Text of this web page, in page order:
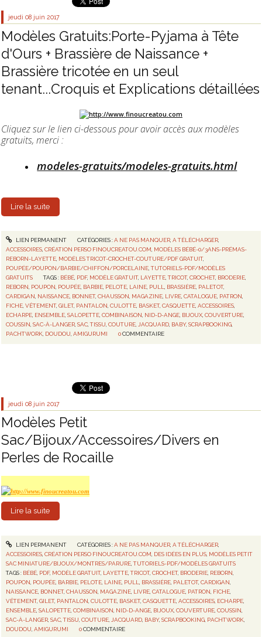
jeudi 08 juin 2017
Modèles Gratuits:Porte-Pyjama à Tête
d'Ours + Brassière de Naissance +
Brassière tricotée en un seul
tenant...Croquis et Explications détaillées
Cliquez sur le lien ci-dessous pour avoir accès aux modèles
gratuits, merci :
modeles-gratuits/modeles-gratuits.html
Lire la suite
LIEN PERMANENT CATÉGORIES :A NE PAS MANQUER, A TÉLÉCHARGER,
ACCESSOIRES,CRÉATION PERSO FINOUCREATOU.COM, MODÈLES BÉBÉ-0/3ANS-PRÉMAS-
REBORN-LAYETTE, MODÈLES TRICOT-CROCHET-COUTURE/PDF GRATUIT,
POUPÉE/POUPON/BARBIE/CHIFFON/PORCELAINE,TUTORIELS-PDF/MODÈLES
GRATUITS
TAGS : BÉBÉ, PDF, MODÈLE GRATUIT, LAYETTE,TRICOT,CROCHET, BRODERIE,
REBORN, POUPON, POUPÉE, BARBIE, PELOTE, LAINE, PULL, BRASSIÈRE, PALETOT,
CARDIGAN, NAISSANCE, BONNET,CHAUSSON, MAGAZINE, LIVRE,CATALOGUE, PATRON,
FICHE,VÊTEMENT,GILET, PANTALON,CULOTTE, BASKET,CASQUETTE,ACCESSOIRES,
ECHARPE, ENSEMBLE,SALOPETTE,COMBINAISON, NID-D-ANGE, BIJOUX,COUVERTURE,
COUSSIN,SAC-À-LANGER,SAC,TISSU,COUTURE,JACQUARD, BABY,SCRAPBOOKING,
PACHTWORK, DOUDOU,AMIGURUMI 0 COMMENTAIRE
jeudi 08 juin 2017
Modèles Petit
Sac/Bijoux/Accessoires/Divers en
Perles de Rocaille
Lire la suite
LIEN PERMANENT CATÉGORIES :A NE PAS MANQUER, A TÉLÉCHARGER,
ACCESSOIRES ,CRÉATION PERSO FINOUCREATOU.COM DES IDÉES EN PLUS MODÈLES PETIT
SAC MINIATURE/BIJOUX/MONTRES/PARURE ,TUTORIELS-PDF/MODÈLES GRATUITS
TAGS : BÉBÉ PDF, MODÈLE GRATUIT, LAYETTE ,TRICOT,CROCHET, BRODERIE REBORN
POUPON POUPÉE BARBIE PELOTE LAINE PULL BRASSIÈRE PALETOT,CARDIGAN
NAISSANCE BONNET,CHAUSSON MAGAZINE LIVRE ,CATALOGUE PATRON FICHE
VÊTEMENT,GILET, PANTALON ,CULOTTE BASKET,CASQUETTE ,ACCESSOIRES ECHARPE
ENSEMBLE ,SALOPETTE ,COMBINAISON NID-D-ANGE BIJOUX ,COUVERTURE ,COUSSIN
SAC-À-LANGER ,SAC ,TISSU ,COUTURE JACQUARD BABY,SCRAPBOOKING PACHTWORK
DOUDOU ,AMIGURUMI 0 COMMENTAIRE